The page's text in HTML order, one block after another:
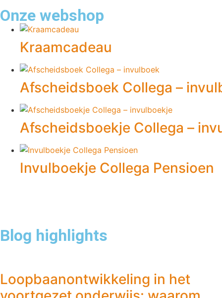
Onze webshop
Kraamcadeau
Afscheidsboek Collega –
Afscheidsboekje Collega –
Invulboekje Collega Pensioen
Blog highlights
Loopbaanontwikkeling in het